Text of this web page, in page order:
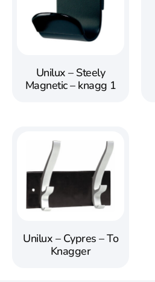
Unilux – Steely
Magnetic – knagg 1
Unilux – Cypres – To
Knagger